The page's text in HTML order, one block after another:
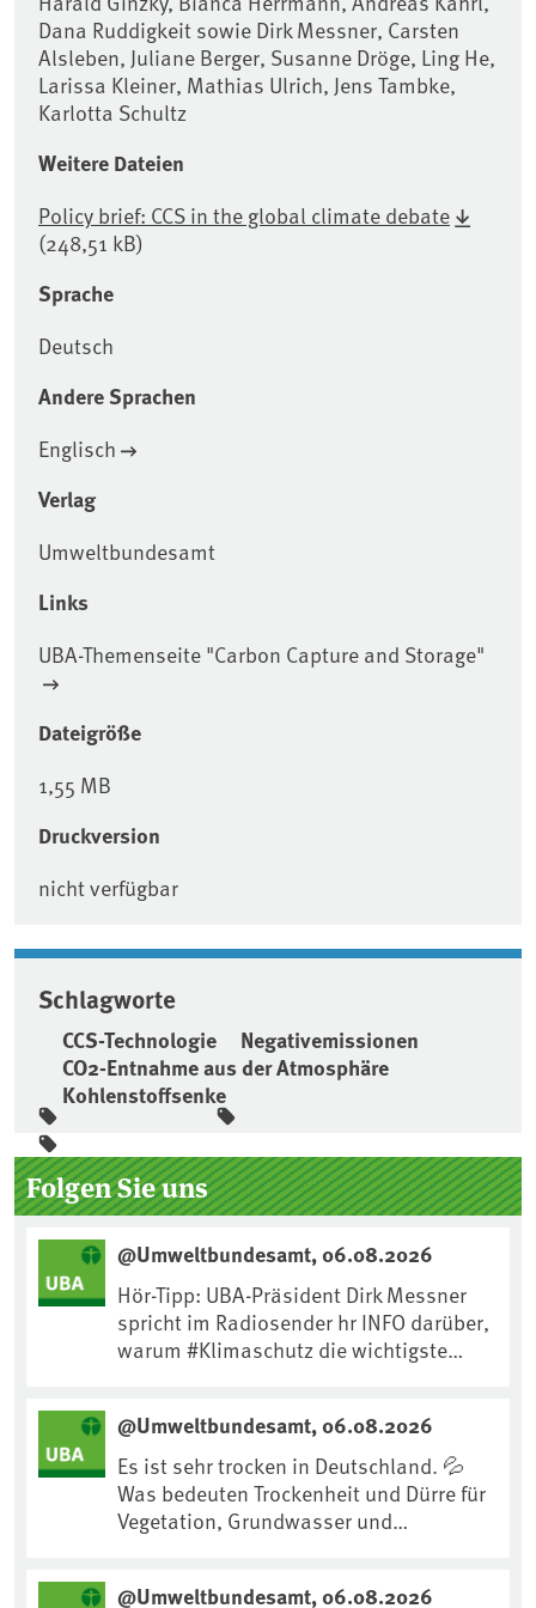
Dana Ruddigkeit sowie Dirk Messner, Carsten
Alsleben, Juliane Berger, Susanne Dröge, Ling He,
Larissa Kleiner, Mathias Ulrich, Jens Tambke,
Karlotta Schultz
Weitere Dateien
Policy brief: CCS in the global climate debate
(248,51 kB)
Sprache
Deutsch
Andere Sprachen
Englisch
Verlag
Umweltbundesamt
Links
UBA-Themenseite "Carbon Capture and Storage"
Dateigröße
1,55 MB
Druckversion
nicht verfügbar
Schlagworte
CCS-Technologie
Negativemissionen
CO2-Entnahme aus der Atmosphäre
Kohlenstoffsenke
Seitenleiste
Folgen Sie uns
@Umweltbundesamt, 06.08.2026
Hör-Tipp: UBA-Präsident Dirk Messner
spricht im Radiosender hr INFO darüber,
warum #Klimaschutz die wichtigste
https://www.ardsounds.de/episode/urn
:ard:episode:0e7cf1c4b819c26d/
@Umweltbundesamt, 06.08.2026
Es ist sehr trocken in Deutschland. 💦
Was bedeuten Trockenheit und Dürre für
Vegetation, Grundwasser und
@Umweltbundesamt, 06.08.2026